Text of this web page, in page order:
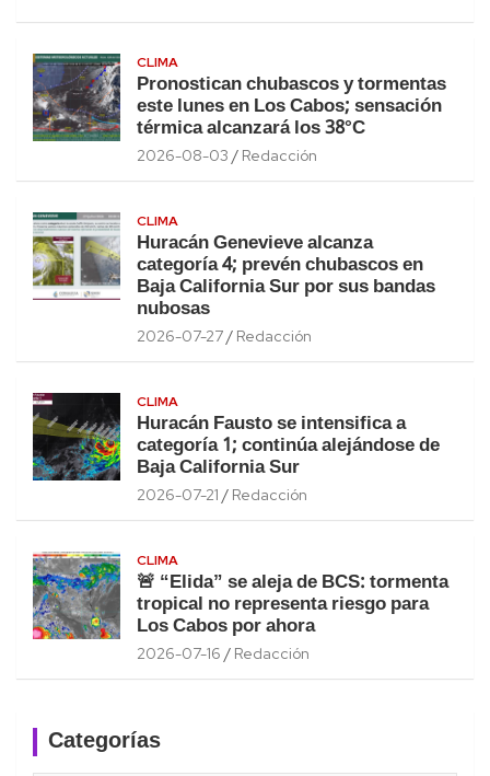
CLIMA
Pronostican chubascos y tormentas
este lunes en Los Cabos; sensación
térmica alcanzará los 38°C
2026-08-03 Redacción
CLIMA
Huracán Genevieve alcanza
categoría 4; prevén chubascos en
Baja California Sur por sus bandas
nubosas
2026-07-27 Redacción
CLIMA
Huracán Fausto se intensifica a
categoría 1; continúa alejándose de
Baja California Sur
2026-07-21 Redacción
CLIMA
🚨 “Elida” se aleja de BCS: tormenta
tropical no representa riesgo para
Los Cabos por ahora
2026-07-16 Redacción
Categorías